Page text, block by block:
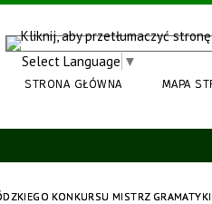
Select Language ▼
STRONA GŁÓWNA MAPA
KONKURSU MISTRZ